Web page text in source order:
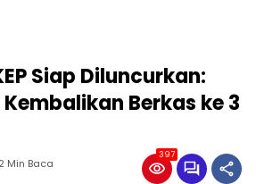
Siap Diluncurkan:
Berkas ke 3
2 Min Baca
397